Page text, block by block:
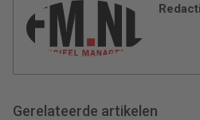
Gerelateerde artikelen